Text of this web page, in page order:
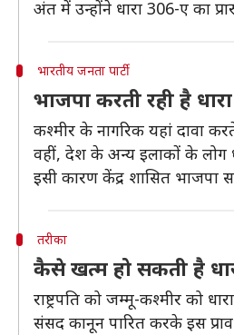
अंत में उन्होंने धारा 306-ए का
भारतीय जनता पार्टी
भाजपा करती रही है
कश्मीर के नागरिक यहां दावा
वहीं, देश के अन्य इलाकों के लोग
इसी कारण केंद्र शासित भाजपा
तरीका
कैसे खत्म हो सकती है
राष्ट्रपति को जम्मू-कश्मीर को
संसद कानून पारित करके इस